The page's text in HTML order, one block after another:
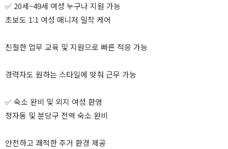
✅ 20세~49세 여성 누구나 지원 가능
초보도 1:1 여성 매니저 밀착 케어
친절한 업무 교육 및 지원으로 빠른 적응 가능
경력자도 원하는 스타일에 맞춰 근무 가능
✅ 숙소 완비 및 외지 여성 환영
정자동 및 분당구 전역 숙소 완비
안전하고 쾌적한 주거 환경 제공